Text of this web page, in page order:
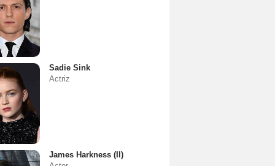
Sadie Sink
Actriz
James Harkness (II)